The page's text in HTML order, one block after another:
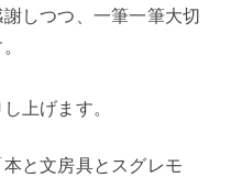
しつつ、一筆一筆大切
上げます。
と文房具とスグレモ